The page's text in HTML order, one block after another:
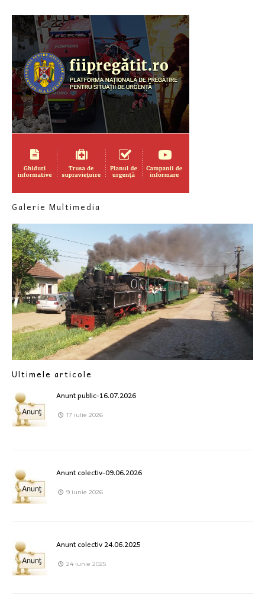
Galerie Multimedia
Ultimele articole
Anunt public-16.07.2026
17 iulie 2026
Anunt colectiv-09.06.2026
9 iunie 2026
Anunt colectiv 24.06.2025
24 iunie 2025